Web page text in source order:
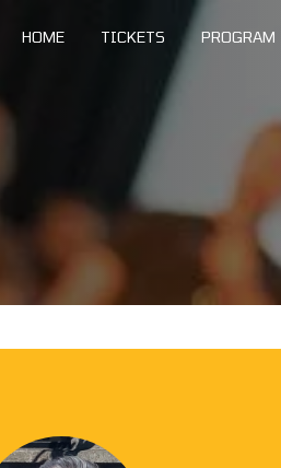
HOME TICKETS PROGRAM